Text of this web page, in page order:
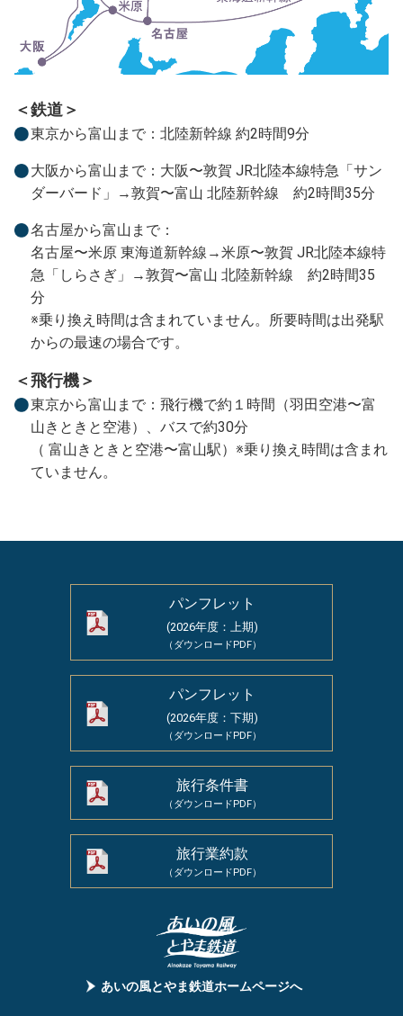
＜鉄道＞
東京から富山まで：北陸新幹線 約2時間9分
大阪から富山まで：大阪〜敦賀 JR北陸本線特急「サン
ダーバード」→敦賀〜富山 北陸新幹線 約2時間35分
名古屋から富山まで：
名古屋〜米原 東海道新幹線→米原〜敦賀 JR北陸本線特
急「しらさぎ」→敦賀〜富山 北陸新幹線 約2時間35
分
※乗り換え時間は含まれていません。所要時間は出発駅
からの最速の場合です。
＜飛行機＞
東京から富山まで：飛行機で約１時間（羽田空港〜富
山きときと空港）、バスで約30分
（ 富山きときと空港〜富山駅）※乗り換え時間は含まれ
ていません。
パンフレット
(2026年度：上期)
（ダウンロードPDF）
パンフレット
(2026年度：下期)
（ダウンロードPDF）
旅行条件書
（ダウンロードPDF）
旅行業約款
（ダウンロードPDF）
あいの⾵とやま鉄道ホームページへ